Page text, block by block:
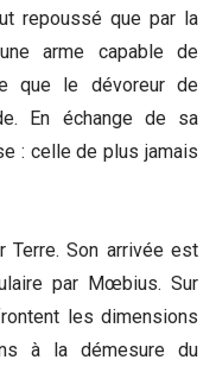
repoussé que par la
arme capable de
que le dévoreur de
En échange de sa
: celle de plus jamais
Terre. Son arrivée est
par Mœbius. Sur
les dimensions
à la démesure du